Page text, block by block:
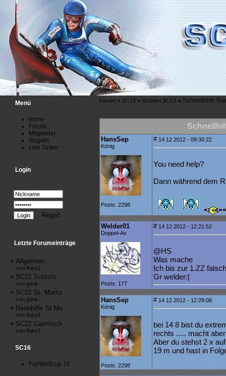
Menü
home
Forum
Mitglieder
Regeln
Live Ticker
Login
Regist
Letzte Forumeinträge
» Allgemein
von Karo1
» SC22 Sotschi
von gera
» SC22 St. Moritz
von gera
» Rennhilfe St.Mo...
von Karo1
» SC22 Garmisch
von Karo1
SC16
FunWeltcup 16
Forum» SC13» Gröden SC13» Schnellhilfe
HansSep
König
Posts: 2298
#14.12.2012 - 09:30:22
You need help?
Dann während dem
Welder01
Doppel-As
Posts: 177
#14.12.2012 - 12:21:52
@HS
Was mache
Ich bis zur 1.ZZ
Gr welder:|
HansSep
König
Posts: 2298
#14.12.2012 - 12:29:08
bei 14 8 bist du
rechts ..... macht
Aber du stehst 2 x
19 m und hast in